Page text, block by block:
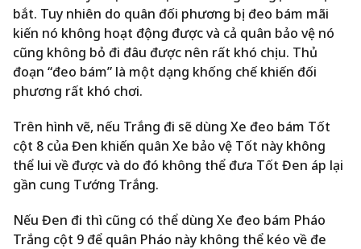
bắt. Tuy nhiên do quân đối phương bị đeo bám mãi
kiến nó không hoạt động được và cả quân bảo vệ nó
cũng không bỏ đi đâu được nên rất khó chịu. Thủ
đoạn “đeo bám” là một dạng khống chế khiến đối
phương rất khó chơi.
Trên hình vẽ, nếu Trắng đi sẽ dùng Xe đeo bám Tốt
cột 8 của Đen khiến quân Xe bảo vệ Tốt này không
thể lui về được và do đó không thể đưa Tốt Đen áp lại
gần cung Tướng Trắng.
Nếu Đen đi thì cũng có thể dùng Xe đeo bám Pháo
Trắng cột 9 để quân Pháo này không thể kéo về đe